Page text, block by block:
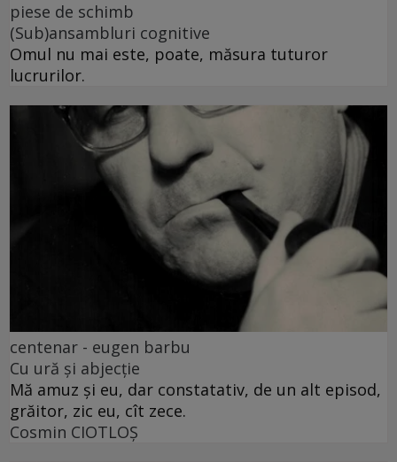
piese de schimb
(Sub)ansambluri cognitive
Omul nu mai este, poate, măsura tuturor
lucrurilor.
centenar - eugen barbu
Cu ură și abjecție
Mă amuz și eu, dar constatativ, de un alt episod,
grăitor, zic eu, cît zece.
Cosmin CIOTLOŞ